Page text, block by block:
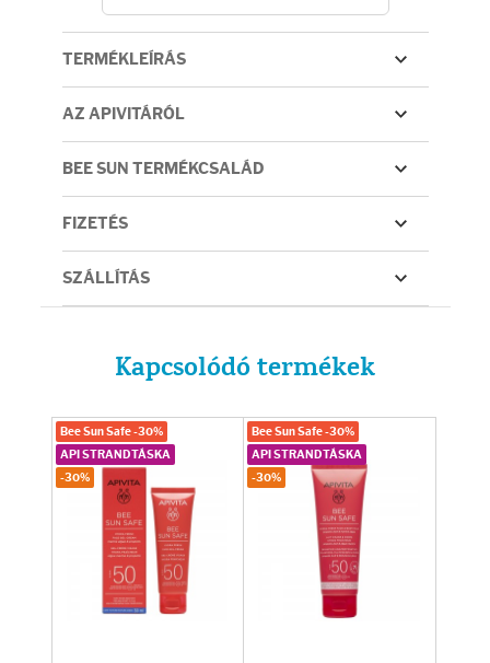
TERMÉKLEÍRÁS
AZ APIVITÁRÓL
BEE SUN TERMÉKCSALÁD
FIZETÉS
SZÁLLÍTÁS
Kapcsolódó termékek
Bee Sun Safe -30%
API STRANDTÁSKA
-30%
Bee Sun Safe -30%
API STRANDTÁSKA
-30%